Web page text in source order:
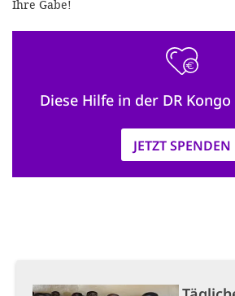
Ihre Gabe!
Diese Hilfe in der DR
JETZT SPENDEN